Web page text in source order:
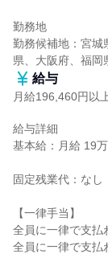
勤務地
勤務候補地：宮城
県、大阪府、福岡
給与
月給196,460円以
給与詳細
基本給：月給 19
固定残業代：なし
【一律手当】
全員に一律で支払
全員に一律で支払